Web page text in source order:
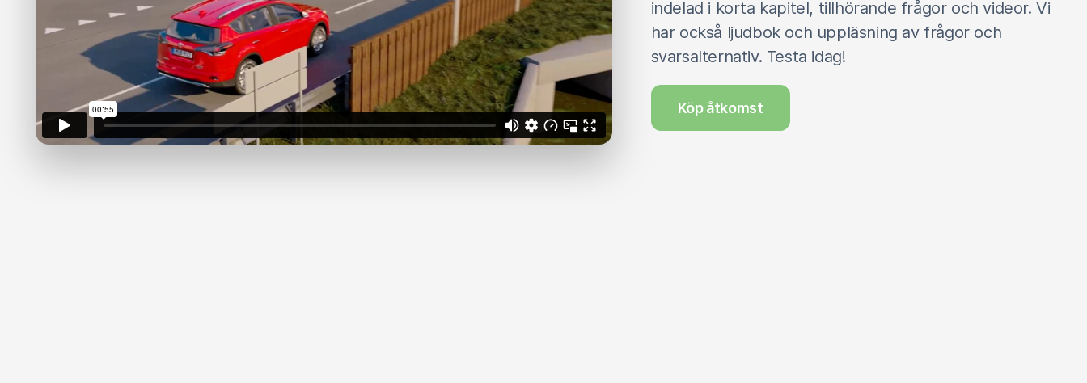
indelad i korta kapitel, tillhörande frågor och videor. Vi
har också ljudbok och uppläsning av frågor och
svarsalternativ. Testa idag!
Köp åtkomst